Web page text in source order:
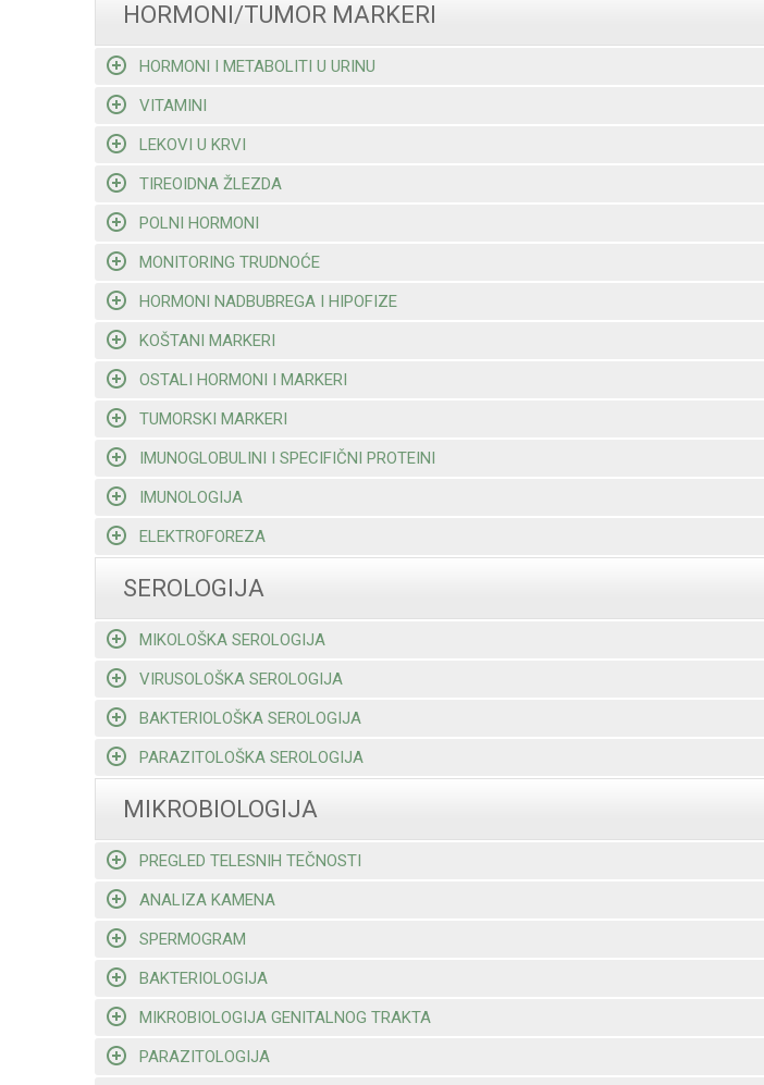
HORMONI/TUMOR MARKERI
HORMONI I METABOLITI U URINU
VITAMINI
LEKOVI U KRVI
TIREOIDNA ŽLEZDA
POLNI HORMONI
MONITORING TRUDNOĆE
HORMONI NADBUBREGA I HIPOFIZE
KOŠTANI MARKERI
OSTALI HORMONI I MARKERI
TUMORSKI MARKERI
IMUNOGLOBULINI I SPECIFIČNI PROTEINI
IMUNOLOGIJA
ELEKTROFOREZA
SEROLOGIJA
MIKOLOŠKA SEROLOGIJA
VIRUSOLOŠKA SEROLOGIJA
BAKTERIOLOŠKA SEROLOGIJA
PARAZITOLOŠKA SEROLOGIJA
MIKROBIOLOGIJA
PREGLED TELESNIH TEČNOSTI
ANALIZA KAMENA
SPERMOGRAM
BAKTERIOLOGIJA
MIKROBIOLOGIJA GENITALNOG TRAKTA
PARAZITOLOGIJA